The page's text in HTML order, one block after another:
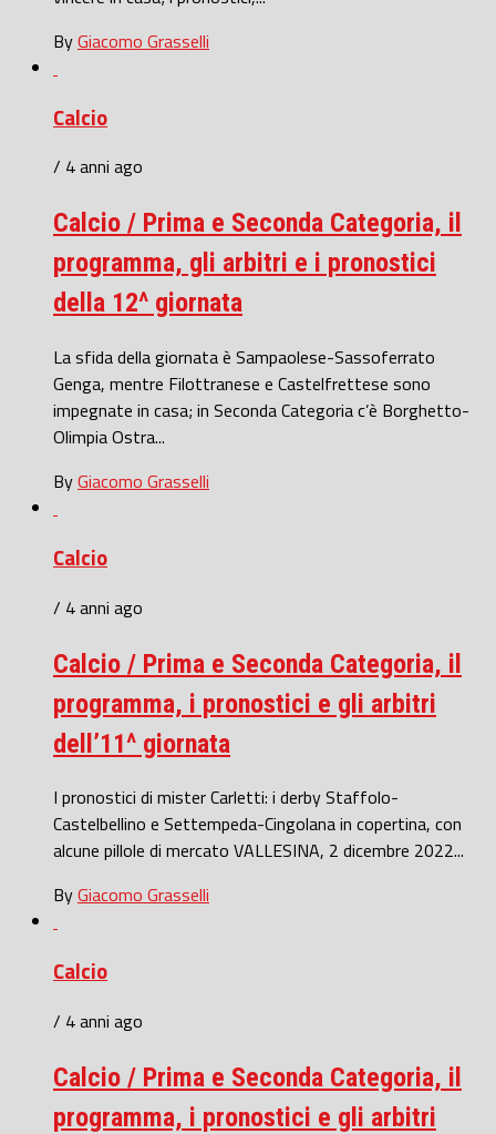
ByGiacomo Grasselli
Calcio
/ 4 anni ago
Calcio / Prima e Seconda Categoria, il
programma, gli arbitri e i pronostici
della 12^ giornata
La sfida della giornata è Sampaolese-Sassoferrato
Genga, mentre Filottranese e Castelfrettese sono
impegnate in casa; in Seconda Categoria c’è Borghetto-
Olimpia Ostra...
ByGiacomo Grasselli
Calcio
/ 4 anni ago
Calcio / Prima e Seconda Categoria, il
programma, i pronostici e gli arbitri
dell’11^ giornata
I pronostici di mister Carletti: i derby Staffolo-
Castelbellino e Settempeda-Cingolana in copertina, con
alcune pillole di mercato VALLESINA, 2 dicembre 2022...
ByGiacomo Grasselli
Calcio
/ 4 anni ago
Calcio / Prima e Seconda Categoria, il
programma, i pronostici e gli arbitri